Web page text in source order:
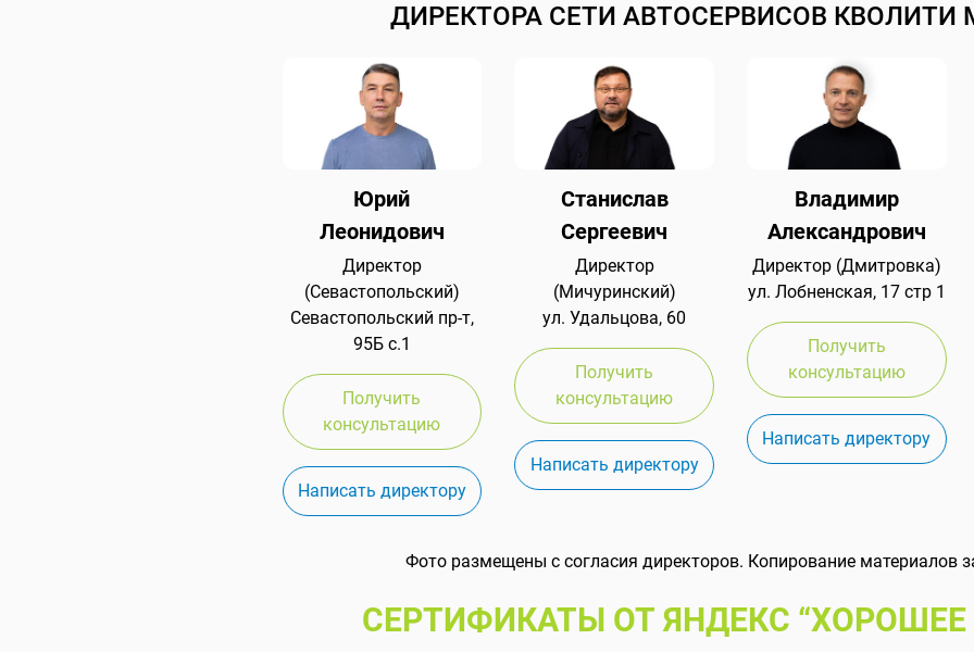
ДИРЕКТОРА СЕТИ АВТОСЕРВИСОВ КВОЛИТИ
Юрий
Леонидович
Директор
(Севастопольский)
Севастопольский пр-т,
95Б с.1
Получить
консультацию
Написать директору
Станислав
Сергеевич
Директор
(Мичуринский)
ул. Удальцова, 60
Получить
консультацию
Написать директору
Владимир
Александрович
Директор (Дмитровка)
ул. Лобненская, 17 стр 1
Получить
консультацию
Написать директору
Фото размещены с согласия директоров. Копирование материалов
СЕРТИФИКАТЫ ОТ ЯНДЕКС “ХОРОШЕЕ